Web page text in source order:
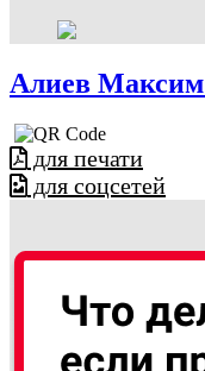
Алиев
для печати
для соцсетей